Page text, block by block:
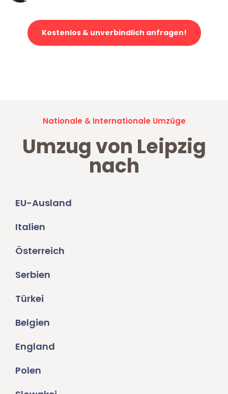
Kostenlos & unverbindlich anfragen!
Nationale & Internationale Umzüge
Umzug von Leipzig
nach
EU-Ausland
Italien
Österreich
Serbien
Türkei
Belgien
England
Polen